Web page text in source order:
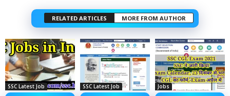
RELATED ARTICLES MORE FROM AUTHOR
SSC Latest Job SSC Latest Job Jobs